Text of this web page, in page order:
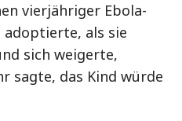
vierjähriger Ebola-
adoptierte, als sie
sich weigerte,
sagte, das Kind würde